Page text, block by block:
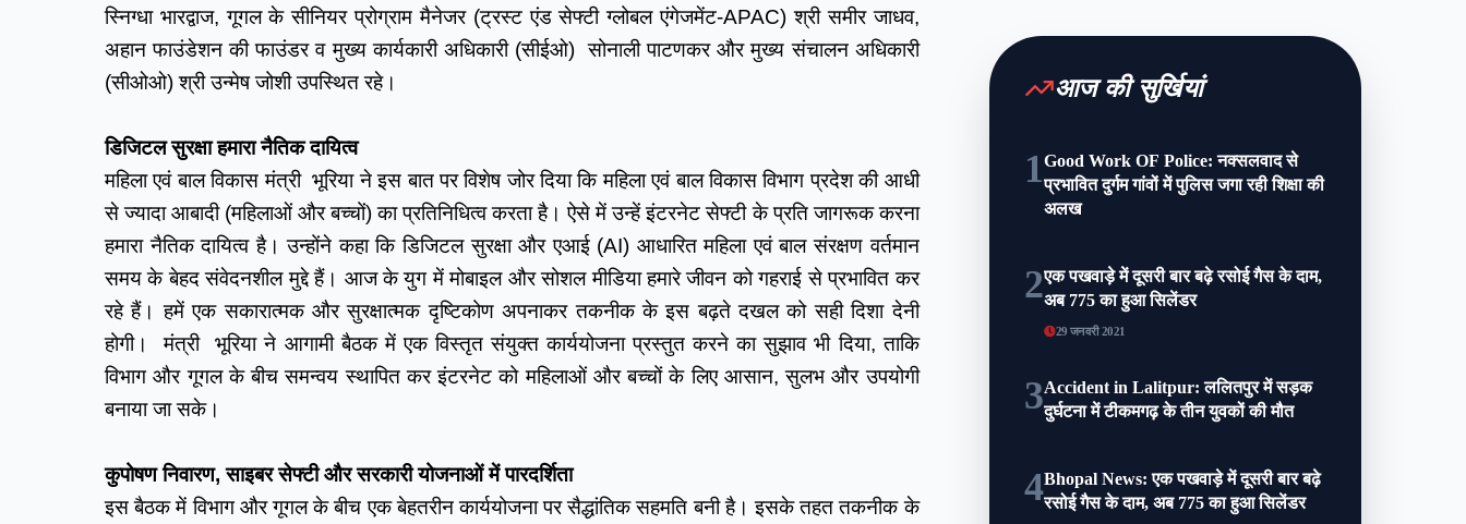
स्निग्धा भारद्वाज, गूगल के सीनियर प्रोग्राम मैनेजर (ट्रस्ट एंड सेफ्टी ग्लोबल एंगेजमेंट-APAC) श्री समीर जाधव,
अहान फाउंडेशन की फाउंडर व मुख्य कार्यकारी अधिकारी (सीईओ)  सोनाली पाटणकर और मुख्य संचालन अधिकारी
(सीओओ) श्री उन्मेष जोशी उपस्थित रहे।
डिजिटल सुरक्षा हमारा नैतिक दायित्व
महिला एवं बाल विकास मंत्री  भूरिया ने इस बात पर विशेष जोर दिया कि महिला एवं बाल विकास विभाग प्रदेश की आधी
से ज्यादा आबादी (महिलाओं और बच्चों) का प्रतिनिधित्व करता है। ऐसे में उन्हें इंटरनेट सेफ्टी के प्रति जागरूक करना
हमारा नैतिक दायित्व है। उन्होंने कहा कि डिजिटल सुरक्षा और एआई (AI) आधारित महिला एवं बाल संरक्षण वर्तमान
समय के बेहद संवेदनशील मुद्दे हैं। आज के युग में मोबाइल और सोशल मीडिया हमारे जीवन को गहराई से प्रभावित कर
रहे हैं। हमें एक सकारात्मक और सुरक्षात्मक दृष्टिकोण अपनाकर तकनीक के इस बढ़ते दखल को सही दिशा देनी
होगी।  मंत्री  भूरिया ने आगामी बैठक में एक विस्तृत संयुक्त कार्ययोजना प्रस्तुत करने का सुझाव भी दिया, ताकि
विभाग और गूगल के बीच समन्वय स्थापित कर इंटरनेट को महिलाओं और बच्चों के लिए आसान, सुलभ और उपयोगी
बनाया जा सके।
कुपोषण निवारण, साइबर सेफ्टी और सरकारी योजनाओं में पारदर्शिता
इस बैठक में विभाग और गूगल के बीच एक बेहतरीन कार्ययोजना पर सैद्धांतिक सहमति बनी है। इसके तहत तकनीक के
आज की सुर्खियां
1Good Work OF Police: नक्सलवाद से
प्रभावित दुर्गम गांवों में पुलिस जगा रही शिक्षा की
अलख
2एक पखवाड़े में दूसरी बार बढ़े रसोई गैस के दाम,
अब 775 का हुआ सिलेंडर
29 जनवरी 2021
3Accident in Lalitpur: ललितपुर में सड़क
दुर्घटना में टीकमगढ़ के तीन युवकों की मौत
4Bhopal News: एक पखवाड़े में दूसरी बार बढ़े
रसोई गैस के दाम, अब 775 का हुआ सिलेंडर